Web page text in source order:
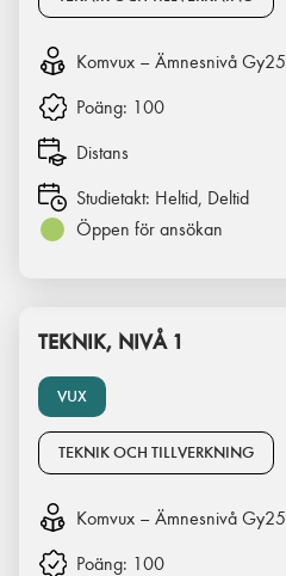
Komvux – Ämnesnivå Gy25
Poäng: 100
Distans
Studietakt: Heltid, Deltid
Öppen för ansökan
VUX
TEKNIK, NIVÅ 1
TEKNIK OCH TILLVERKNING
Komvux – Ämnesnivå Gy25
Poäng: 100